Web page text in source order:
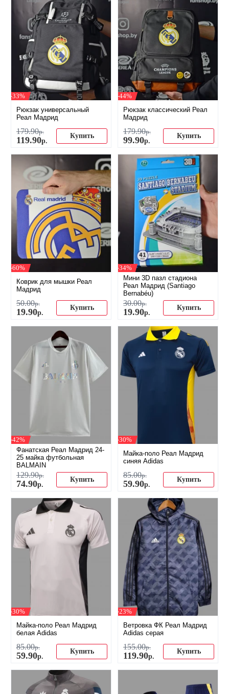
-33%
Рюкзак универсальный
Реал Мадрид
179.90р.
119.90р.
Купить
-44%
Рюкзак классический Реал
Мадрид
179.90р.
99.90р.
Купить
-60%
Коврик для мышки Реал
Мадрид
50.00р.
19.90р.
Купить
-34%
Мини 3D пазл стадиона
Реал Мадрид (Santiago
Bernabéu)
30.00р.
19.90р.
Купить
-42%
Фанатская Реал Мадрид 24-
25 майка футбольная
BALMAIN
129.90р.
74.90р.
Купить
-30%
Майка-поло Реал Мадрид
синяя Adidas
85.00р.
59.90р.
Купить
-30%
Майка-поло Реал Мадрид
белая Adidas
85.00р.
59.90р.
Купить
-23%
Ветровка ФК Реал Мадрид
Adidas серая
155.00р.
119.90р.
Купить